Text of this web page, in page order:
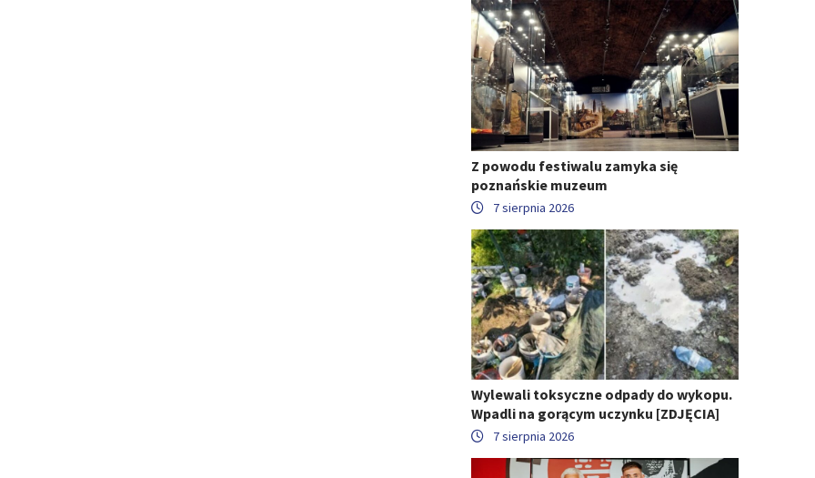
Z powodu festiwalu zamyka się
poznańskie muzeum
7 sierpnia 2026
Wylewali toksyczne odpady do wykopu.
Wpadli na gorącym uczynku [ZDJĘCIA]
7 sierpnia 2026